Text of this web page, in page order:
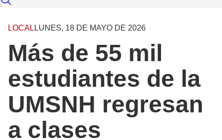
LOCAL LUNES, 18 DE MAYO DE 2026
Más de 55 mil
estudiantes de la
UMSNH regresan
a clases